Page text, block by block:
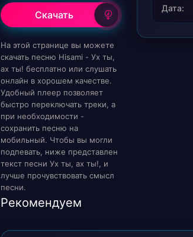
Скачать
На этой странице вы можете
скачать песню Hisami - Ух ты,
ах ты! бесплатно или слушать
онлайн в хорошем качестве.
Удобный плеер позволяет
быстро переключать треки, а
при необходимости -
сохранить песню на
мобильный. Чтобы вы могли
подпевать, ниже представлен
текст песни Ух ты, ах ты!, и
лучше прочувствовать смысл
песни.
Дата:
Рекомендуем